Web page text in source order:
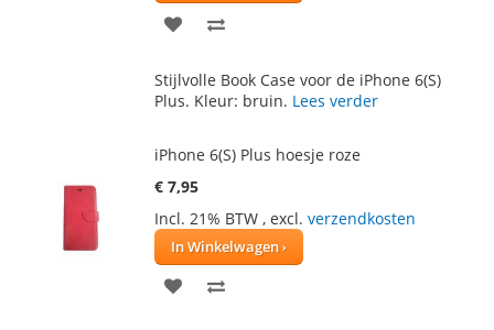
VOEG
AAN TE
Stijlvolle Book Case voor de iPhone 6(S)
Plus. Kleur: bruin. Lees verder
iPhone 6(S) Plus hoesje roze
€ 7,95
Incl. 21% BTW , excl. verzendkosten
In Winkelwagen
VOEG